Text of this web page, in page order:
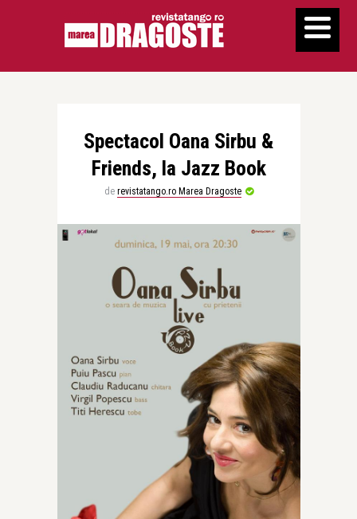
Spectacol Oana Sirbu &
Friends, la Jazz Book
de revistatango.ro Marea Dragoste